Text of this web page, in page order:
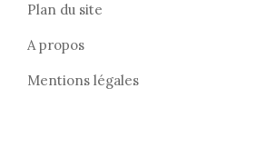
Plan du site
A propos
Mentions légales